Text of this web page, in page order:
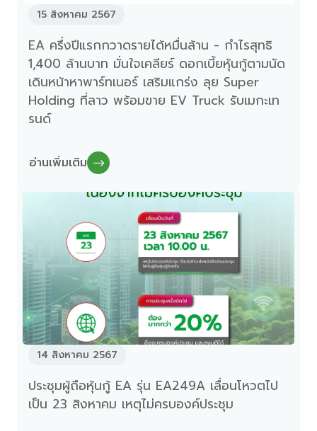
15 สิงหาคม 2567
EA ครึ่งปีแรกกวาดรายได้หมื่นล้าน - กำไรสุทธิ
1,400 ล้านบาท มั่นใจเคลียร์ ดอกเบี้ยหุ้นกู้ตามนัด
เดินหน้าหาพาร์ทเนอร์ เสริมแกร่ง ลุย Super
Holding ที่ลาว พร้อมขาย EV Truck รับเมกะเท
รนด์
อ่านเพิ่มเติม
14 สิงหาคม 2567
ประชุมผู้ถือหุ้นกู้ EA รุ่น EA249A เลื่อนโหวตไป
เป็น 23 สิงหาคม เหตุไม่ครบองค์ประชุม